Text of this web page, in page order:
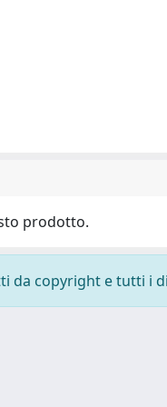
prodotto.
da copyright e tutti i